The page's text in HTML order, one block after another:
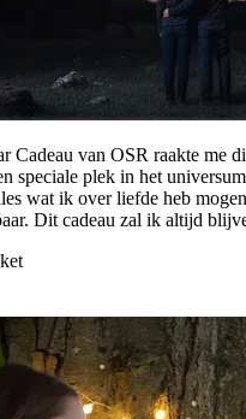
Cadeau van OSR raakte me
speciale plek in het
wat ik over liefde heb
Dit cadeau zal ik altijd